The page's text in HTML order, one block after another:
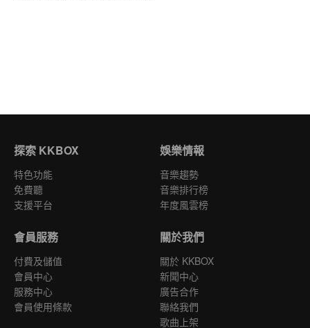
探索 KKBOX
特色功能
免費聽
支援平台
娛樂情報
音樂趨勢
音樂排行榜
年度風雲榜
會員服務
付費及儲值
會員中心
服務中心
會員使用條款
關於我們
關於 KKBOX
新聞中心
廣告合作
聯絡我們
歌曲上架